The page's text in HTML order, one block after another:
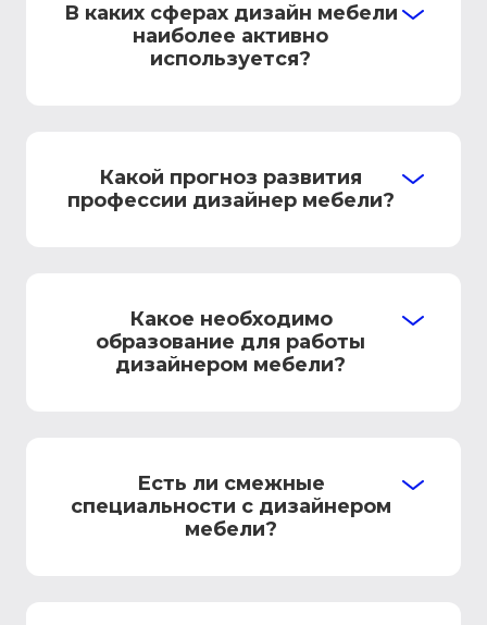
В каких сферах дизайн мебели
наиболее активно
используется?
Какой прогноз развития
профессии дизайнер мебели?
Какое необходимо
образование для работы
дизайнером мебели?
Есть ли смежные
специальности с дизайнером
мебели?